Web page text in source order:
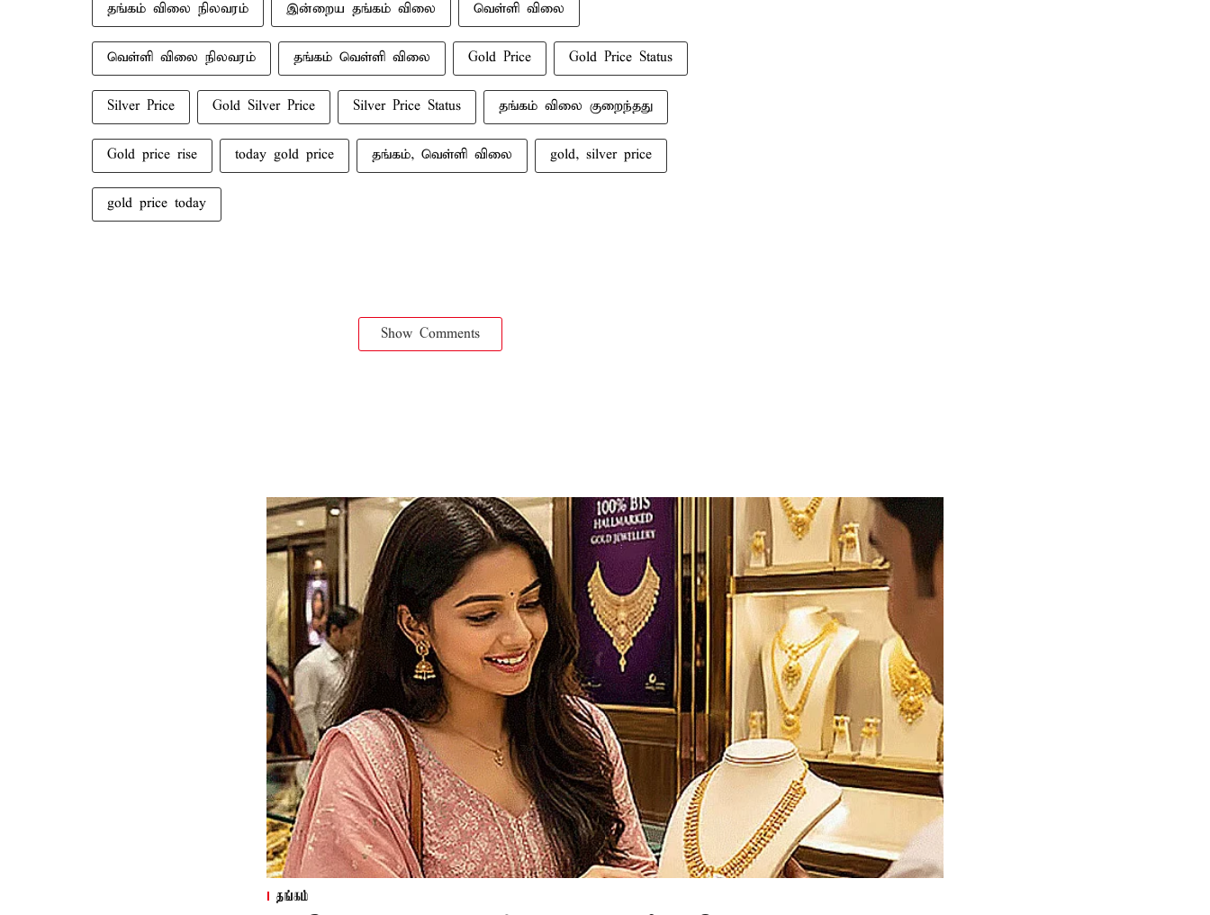
தங்கம் விலை நிலவரம் இன்றைய தங்கம் விலை வெள்ளி விலை
வெள்ளி விலை நிலவரம் தங்கம் வெள்ளி விலை Gold Price Gold Price Status
Silver Price Gold Silver Price Silver Price Status தங்கம் விலை குறைந்தது
Gold price rise today gold price தங்கம், வெள்ளி விலை gold, silver price
gold price today
Show Comments
தங்கம்